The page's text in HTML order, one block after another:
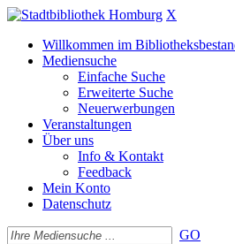
X
Willkommen im
Mediensuche
Einfache Suche
Erweiterte Suche
Neuerwerbungen
Veranstaltungen
Über uns
Info & Kontakt
Feedback
Mein Konto
Datenschutz
GO